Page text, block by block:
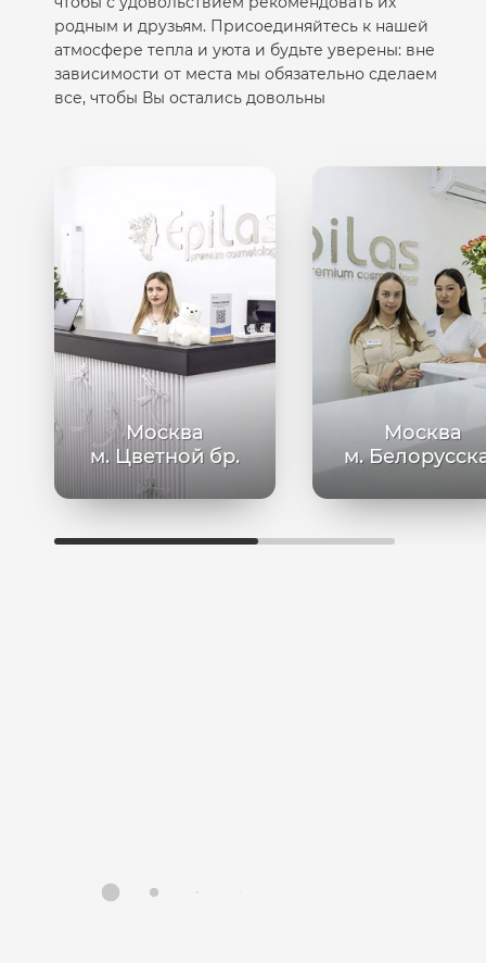
родным и друзьям. Присоединяйтесь к нашей
атмосфере тепла и уюта и будьте уверены: вне
зависимости от места мы обязательно сделаем
все, чтобы Вы остались довольны